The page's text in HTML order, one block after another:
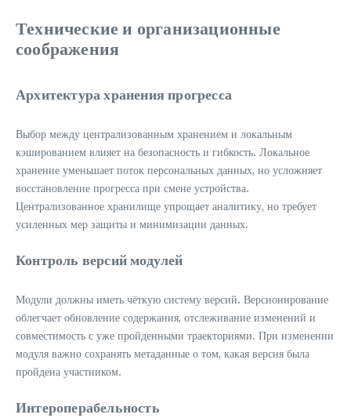
Технические и организационные
соображения
Архитектура хранения прогресса
Выбор между централизованным хранением и локальным
кэшированием влияет на безопасность и гибкость. Локальное
хранение уменьшает поток персональных данных, но усложняет
восстановление прогресса при смене устройства.
Централизованное хранилище упрощает аналитику, но требует
усиленных мер защиты и минимизации данных.
Контроль версий модулей
Модули должны иметь чёткую систему версий. Версионирование
облегчает обновление содержания, отслеживание изменений и
совместимость с уже пройденными траекториями. При изменении
модуля важно сохранять метаданные о том, какая версия была
пройдена участником.
Интероперабельность